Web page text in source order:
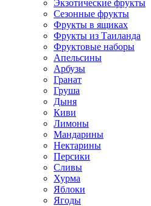
Экзотические фрукты
Сезонные фрукты
Фрукты в ящиках
Фрукты из Таиланда
Фруктовые наборы
Апельсины
Арбузы
Гранат
Груша
Дыня
Киви
Лимоны
Мандарины
Нектарины
Персики
Сливы
Хурма
Яблоки
Ягоды